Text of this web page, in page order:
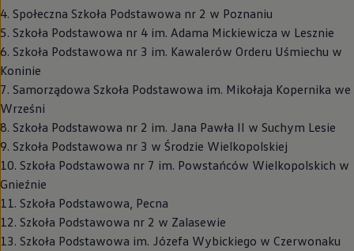
4. Społeczna Szkoła Podstawowa nr 2 w Poznaniu
5. Szkoła Podstawowa nr 4 im. Adama Mickiewicza w Lesznie
6. Szkoła Podstawowa nr 3 im. Kawalerów Orderu Uśmiechu w
Koninie
7. Samorządowa Szkoła Podstawowa im. Mikołaja Kopernika we
Wrześni
8. Szkoła Podstawowa nr 2 im. Jana Pawła II w Suchym Lesie
9. Szkoła Podstawowa nr 3 w Środzie Wielkopolskiej
10. Szkoła Podstawowa nr 7 im. Powstańców Wielkopolskich w
Gnieźnie
11. Szkoła Podstawowa, Pecna
12. Szkoła Podstawowa nr 2 w Zalasewie
13. Szkoła Podstawowa im. Józefa Wybickiego w Czerwonaku